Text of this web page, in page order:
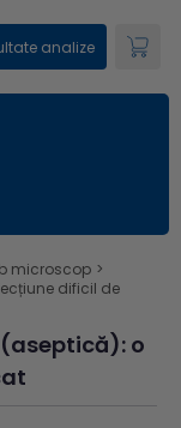
analize
microscop >
dificil de
o